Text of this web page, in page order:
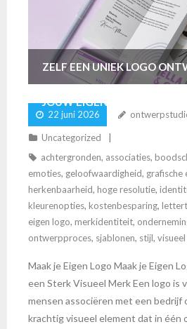
ZELF EEN UNIEK LOGO
JOUW EIGEN LOGO
22 juni 2026
Uncategorized
achtergronden, associaties,
emoties, geloofwaardigheid, grafische
herkenbaarheid, hoge resolutie,
kleurenopties, kostenbesparing,
eigen logo, merkidentiteit,
ontwerpproces, sjablonen, stijl,
Maak je Eigen Logo Maak je Eigen
een Sterk Visueel Merk Een logo is
mensen associëren met een bedrijf
krachtig visueel element dat in één